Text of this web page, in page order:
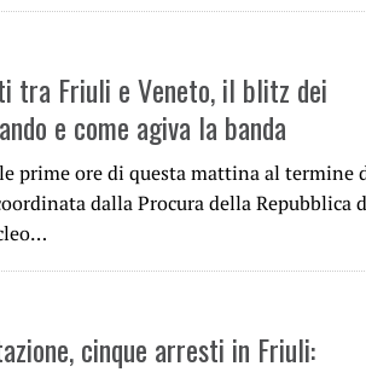
tra Friuli e Veneto, il blitz dei
e come agiva la banda
prime ore di questa mattina al termine
dalla Procura della Repubblica
cinque arresti in Friuli: